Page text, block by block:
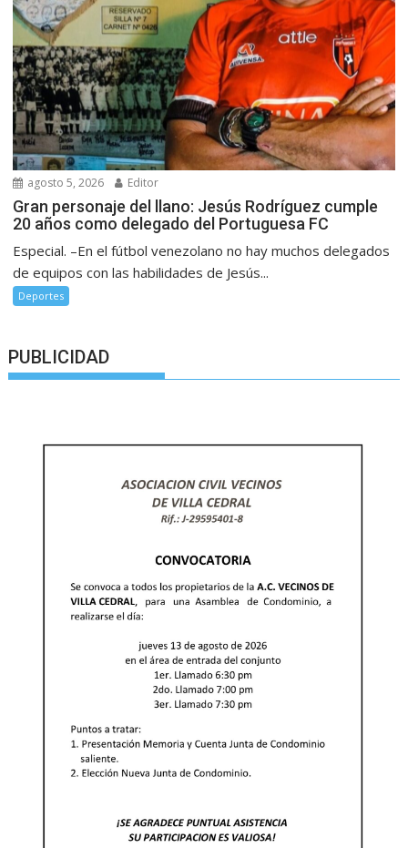
agosto 5, 2026 Editor
Gran personaje del llano: Jesús Rodríguez cumple
20 años como delegado del Portuguesa FC
Especial. –En el fútbol venezolano no hay muchos delegados
de equipos con las habilidades de Jesús...
Deportes
PUBLICIDAD